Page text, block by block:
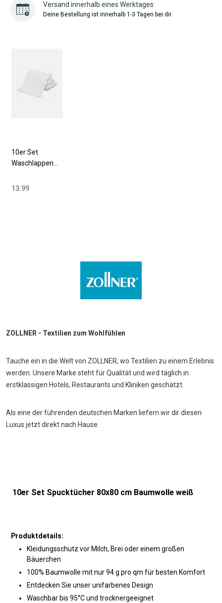
Versand innerhalb eines Werktages
Deine Bestellung ist innerhalb 1-3 Tagen bei dir
10er Set
Waschlappen
Baumwolle
13.99
ZOLLNER - Textilien zum Wohlfühlen
Tauche ein in die Welt von ZOLLNER, wo Textilien zu einem Erlebnis
werden. Unsere Marke steht für Qualität und wird täglich in
erstklassigen Hotels, Restaurants und Kliniken geschätzt.
Als eine der führenden deutschen Marken liefern wir dir diesen
Luxus jetzt direkt nach Hause.
10er Set Spucktücher 80x80 cm Baumwolle weiß
Produktdetails:
Kleidungsschutz vor Milch, Brei oder einem großen
Bäuerchen
100% Baumwolle mit nur 94 g pro qm für besten Komfort
Entdecken Sie unser unifarbenes Design
Waschbar bis 95°C und trocknergeeignet